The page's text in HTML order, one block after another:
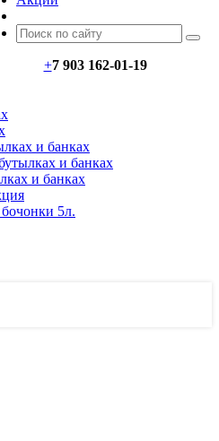
+7 903 162-01-19
и банках
и банках
и банках
5л.